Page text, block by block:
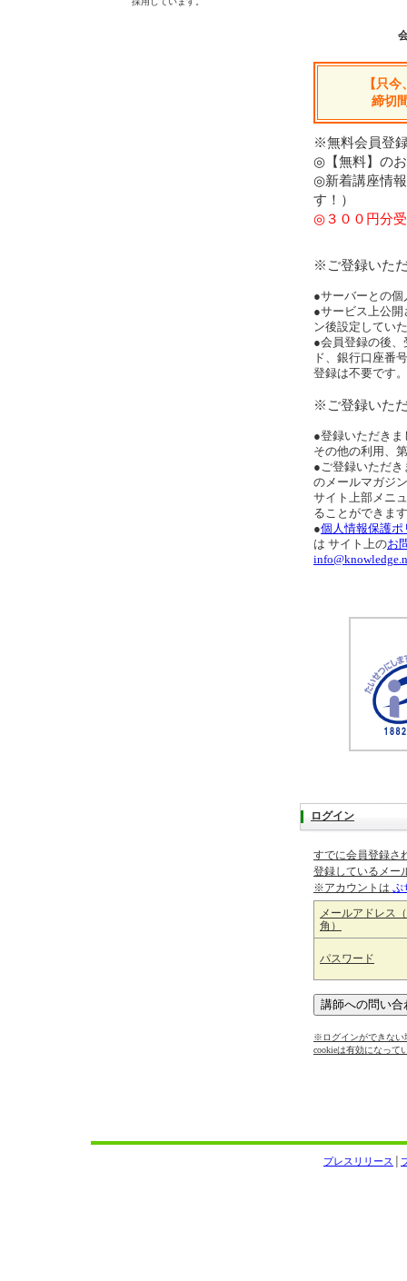
【只
締切
※無料会員登
◎【無料】の
◎新着講座情
す！）
◎３００円分
※ご登録いた
●サーバーとの個
●サービス上公
ン後設定してい
●会員登録の後
ド、銀行口座番
登録は不要です。
※ご登録いた
●登録いただき
その他の利用、
●ご登録いただ
のメールマガジ
サイト上部メニ
ることができま
●個人情報保護ポ
は サイト上のお
ログイン
すでに会員登録さ
登録しているメー
※アカウントは ぷ
メールアドレス
角）
パスワード
※ログインができない
cookieは有効になって
プレスリリース